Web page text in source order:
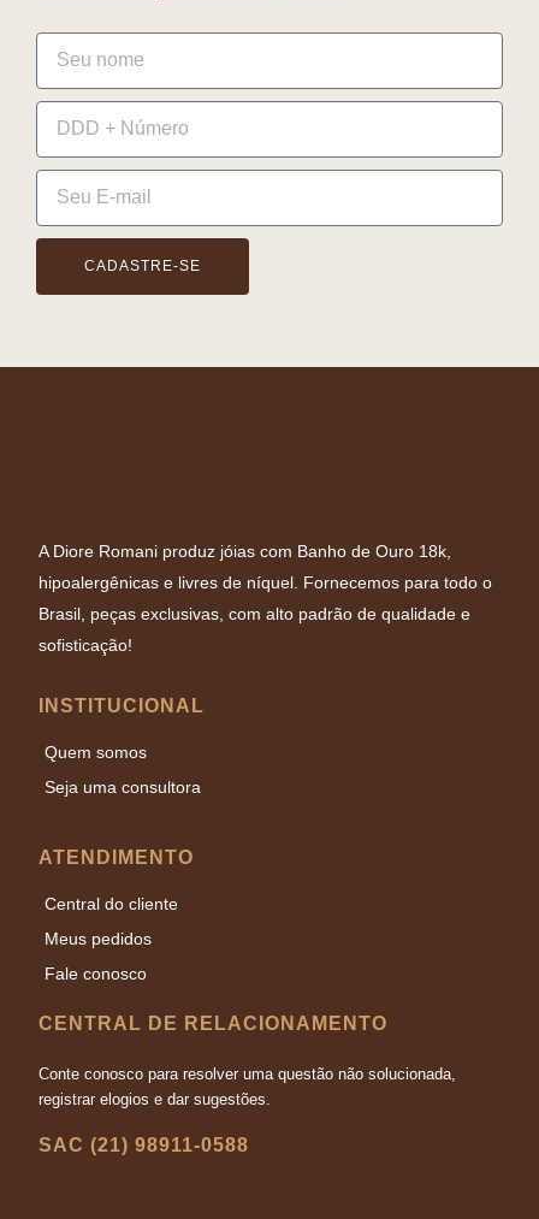
CADASTRE-SE
A Diore Romani produz jóias com Banho de Ouro 18k,
hipoalergênicas e livres de níquel. Fornecemos para todo o
Brasil, peças exclusivas, com alto padrão de qualidade e
sofisticação!
INSTITUCIONAL
Quem somos
Seja uma consultora
ATENDIMENTO
Central do cliente
Meus pedidos
Fale conosco
CENTRAL DE RELACIONAMENTO
Conte conosco para resolver uma questão não solucionada,
registrar elogios e dar sugestões.
SAC (21) 98911-0588